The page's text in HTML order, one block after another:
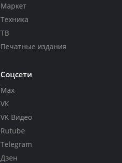
Маркет
Техника
ТВ
Печатные издания
Соцсети
Max
VK
VK Видео
Rutube
Telegram
Дзен